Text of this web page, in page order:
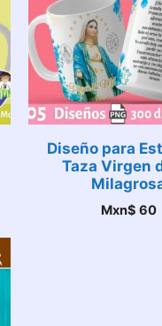
Diseño para
Taza Virgen
Mxn$ 60